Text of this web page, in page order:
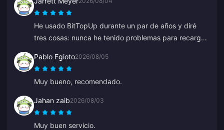
He usado BitTopUp durante un par de años y diré
tres cosas: nunca he tenido problemas para recargar;
he probado; y es increíblemente sencillo, un par de
clics y listo. Te hace la vida más fácil.
Pablo Egioto2026/08/05
Muy bueno, recomendado.
Jahan zaib2026/08/03
Muy buen servicio.